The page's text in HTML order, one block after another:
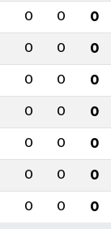
0 0 0
0 0 0
0 0 0
0 0 0
0 0 0
0 0 0
0 0 0